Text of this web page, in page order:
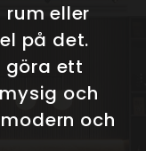
eller
på det.
göra ett
och
och